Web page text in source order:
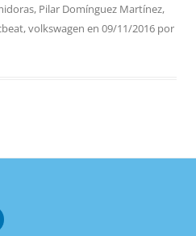
, Pilar Domínguez Martínez,
,volkswagen en 09/11/2016 por